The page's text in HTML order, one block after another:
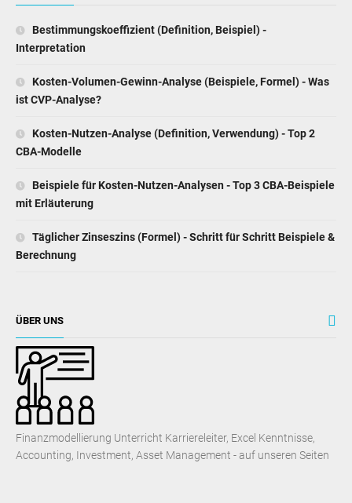
Bestimmungskoeffizient (Definition, Beispiel) -
Interpretation
Kosten-Volumen-Gewinn-Analyse (Beispiele, Formel) - Was
ist CVP-Analyse?
Kosten-Nutzen-Analyse (Definition, Verwendung) - Top 2
CBA-Modelle
Beispiele für Kosten-Nutzen-Analysen - Top 3 CBA-Beispiele
mit Erläuterung
Täglicher Zinseszins (Formel) - Schritt für Schritt Beispiele &
Berechnung
ÜBER UNS
Finanzmodellierung Unterricht Karriereleiter, Excel Kenntnisse,
Accounting, Investment, Asset Management - auf unseren Seiten